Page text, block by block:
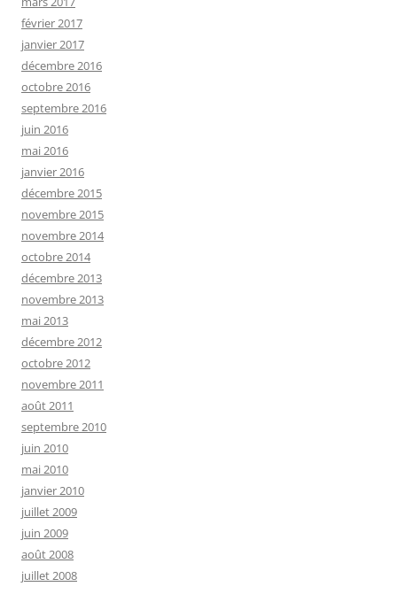
février 2017
janvier 2017
décembre 2016
octobre 2016
septembre 2016
juin 2016
mai 2016
janvier 2016
décembre 2015
novembre 2015
novembre 2014
octobre 2014
décembre 2013
novembre 2013
mai 2013
décembre 2012
octobre 2012
novembre 2011
août 2011
septembre 2010
juin 2010
mai 2010
janvier 2010
juillet 2009
juin 2009
août 2008
juillet 2008